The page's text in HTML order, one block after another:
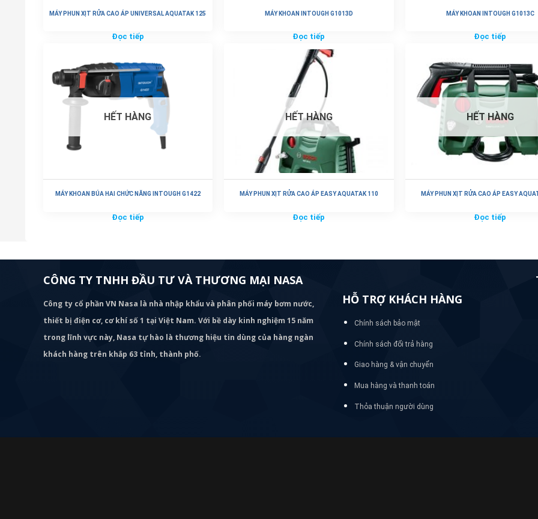
MÁY PHUN XỊT RỬA CAO ÁP UNIVERSAL AQUATAK 125
Đọc tiếp
MÁY KHOAN INTOUGH G1013D
Đọc tiếp
MÁY KHOAN INTOUGH G1013C
Đọc tiếp
HẾT HÀNG
MÁY KHOAN BÚA HAI CHỨC NĂNG INTOUGH G1422
Đọc tiếp
HẾT HÀNG
MÁY PHUN XỊT RỬA CAO ÁP EASY AQUATAK 110
Đọc tiếp
HẾT HÀNG
MÁY PHUN XỊT RỬA CAO ÁP EASY
Đọc tiếp
CÔNG TY TNHH ĐẦU TƯ VÀ THƯƠNG MẠI NASA
Công ty cổ phần VN Nasa là nhà nhập khẩu và phân phối máy bơm nước,
thiết bị điện cơ, cơ khí số 1 tại Việt Nam. Với bề dày kinh nghiệm 15 năm
trong lĩnh vực này, Nasa tự hào là thương hiệu tin dùng của hàng ngàn
khách hàng trên khắp 63 tỉnh, thành phố.
HỖ TRỢ KHÁCH HÀNG
Chính sách bảo mật
Chính sách đổi trả hàng
Giao hàng & vận chuyển
Mua hàng và thanh toán
Thỏa thuận người dùng